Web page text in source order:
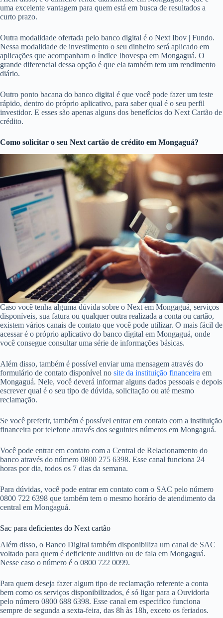
uma excelente vantagem para quem está em busca de resultados a
curto prazo.
Outra modalidade ofertada pelo banco digital é o Next Ibov | Fundo.
Nessa modalidade de investimento o seu dinheiro será aplicado em
aplicações que acompanham o Índice Ibovespa em Mongaguá. O
grande diferencial dessa opção é que ela também tem um rendimento
diário.
Outro ponto bacana do banco digital é que você pode fazer um teste
rápido, dentro do próprio aplicativo, para saber qual é o seu perfil
investidor. E esses são apenas alguns dos benefícios do Next Cartão de
crédito.
Como solicitar o seu Next cartão de crédito em Mongaguá?
Caso você tenha alguma dúvida sobre o Next em Mongaguá, serviços
disponíveis, sua fatura ou qualquer outra realizada a conta ou cartão,
existem vários canais de contato que você pode utilizar. O mais fácil de
acessar é o próprio aplicativo do banco digital em Mongaguá, onde
você consegue consultar uma série de informações básicas.
Além disso, também é possível enviar uma mensagem através do
formulário de contato disponível no site da instituição financeira em
Mongaguá. Nele, você deverá informar alguns dados pessoais e depois
escrever qual é o seu tipo de dúvida, solicitação ou até mesmo
reclamação.
Se você preferir, também é possível entrar em contato com a instituição
financeira por telefone através dos seguintes números em Mongaguá.
Você pode entrar em contato com a Central de Relacionamento do
banco através do número 0800 275 6398. Esse canal funciona 24
horas por dia, todos os 7 dias da semana.
Para dúvidas, você pode entrar em contato com o SAC pelo número
0800 722 6398 que também tem o mesmo horário de atendimento da
central em Mongaguá.
Sac para deficientes do Next cartão
Além disso, o Banco Digital também disponibiliza um canal de SAC
voltado para quem é deficiente auditivo ou de fala em Mongaguá.
Nesse caso o número é o 0800 722 0099.
Para quem deseja fazer algum tipo de reclamação referente a conta
bem como os serviços disponibilizados, é só ligar para a Ouvidoria
pelo número 0800 688 6398. Esse canal em especifico funciona
sempre de segunda a sexta-feira, das 8h às 18h, exceto os feriados.